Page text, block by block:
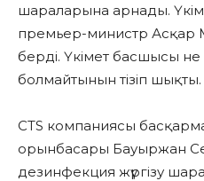
шараларына арнады.
премьер-министр Асқар
берді. Үкімет басшысы не
болмайтынын тізіп шықты.
CTS компаниясы
орынбасары Бауыржан
дезинфекция жүргізу